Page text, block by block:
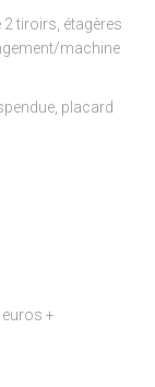
2 tiroirs, étagères
machine
placard
euros +